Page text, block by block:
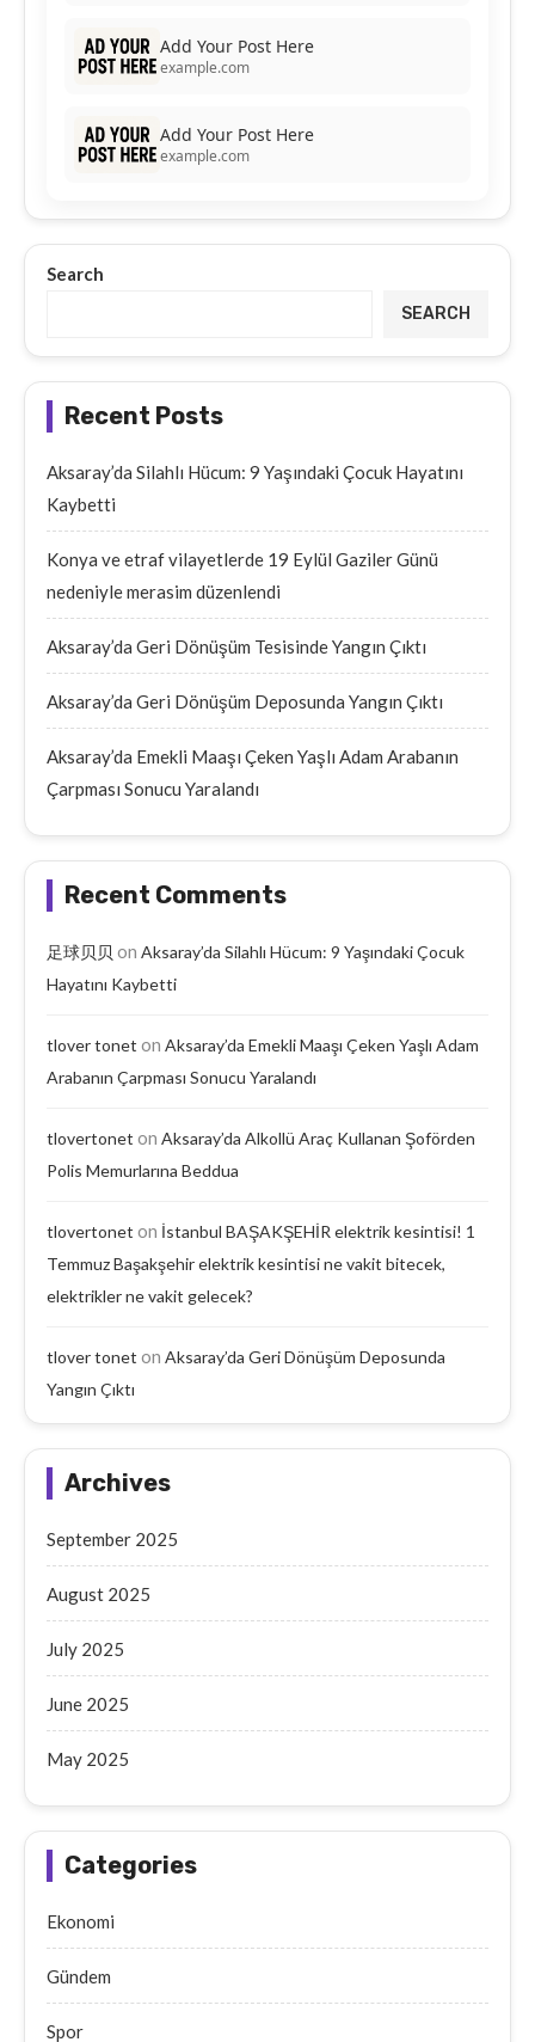
Add Your Post Here
example.com
Add Your Post Here
example.com
Search
SEARCH
Recent Posts
Aksaray’da Silahlı Hücum: 9 Yaşındaki Çocuk Hayatını
Kaybetti
Konya ve etraf vilayetlerde 19 Eylül Gaziler Günü
nedeniyle merasim düzenlendi
Aksaray’da Geri Dönüşüm Tesisinde Yangın Çıktı
Aksaray’da Geri Dönüşüm Deposunda Yangın Çıktı
Aksaray’da Emekli Maaşı Çeken Yaşlı Adam Arabanın
Çarpması Sonucu Yaralandı
Recent Comments
足球贝贝 on Aksaray’da Silahlı Hücum: 9 Yaşındaki Çocuk
Hayatını Kaybetti
tlover tonet on Aksaray’da Emekli Maaşı Çeken Yaşlı Adam
Arabanın Çarpması Sonucu Yaralandı
tlovertonet on Aksaray’da Alkollü Araç Kullanan Şoförden
Polis Memurlarına Beddua
tlovertonet on İstanbul BAŞAKŞEHİR elektrik kesintisi! 1
Temmuz Başakşehir elektrik kesintisi ne vakit bitecek,
elektrikler ne vakit gelecek?
tlover tonet on Aksaray’da Geri Dönüşüm Deposunda
Yangın Çıktı
Archives
September 2025
August 2025
July 2025
June 2025
May 2025
Categories
Ekonomi
Gündem
Spor